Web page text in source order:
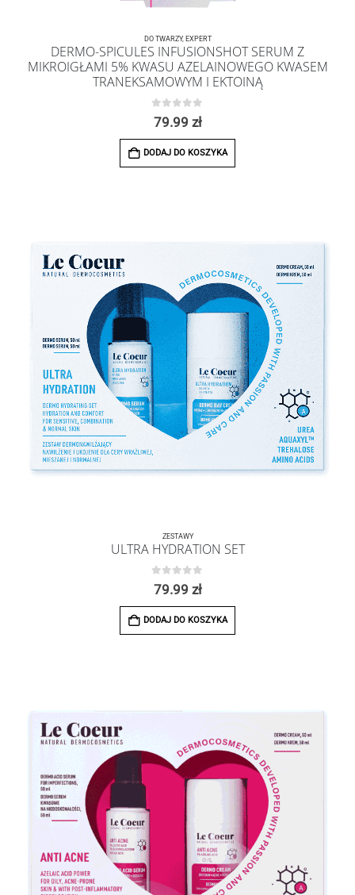
DO TWARZY, EXPERT
DERMO-SPICULES INFUSIONSHOT SERUM Z
MIKROIGŁAMI 5% KWASU AZELAINOWEGO KWASEM
TRANEKSAMOWYM I EKTOINĄ
0z 5
79.99 zł
DODAJ DO KOSZYKA
ZESTAWY
ULTRA HYDRATION SET
0z 5
79.99 zł
DODAJ DO KOSZYKA